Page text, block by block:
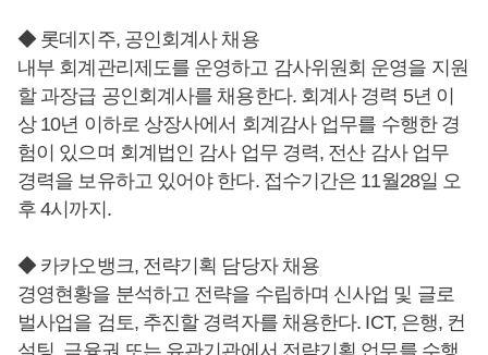
◆ 롯데지주, 공인회계사 채용
내부 회계관리제도를 운영하고 감사위원회 운영을 지원
할 과장급 공인회계사를 채용한다. 회계사 경력 5년 이
상 10년 이하로 상장사에서 회계감사 업무를 수행한 경
험이 있으며 회계법인 감사 업무 경력, 전산 감사 업무
경력을 보유하고 있어야 한다. 접수기간은 11월28일 오
후 4시까지.
◆ 카카오뱅크, 전략기획 담당자 채용
경영현황을 분석하고 전략을 수립하며 신사업 및 글로
벌사업을 검토, 추진할 경력자를 채용한다. ICT, 은행, 컨